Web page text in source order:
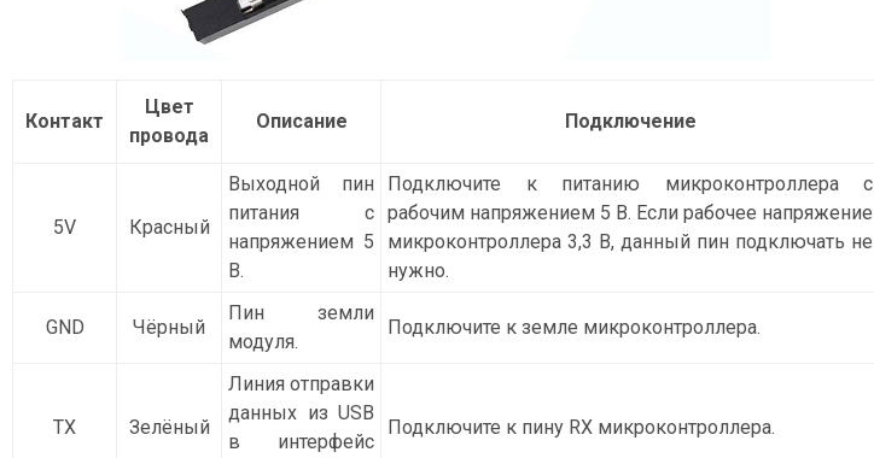
Контакт
Цвет
провода
Описание Подключение
5V Красный
Выходной пин
питания с
напряжением 5
В.
Подключите к питанию микроконтроллера с
рабочим напряжением 5 В. Если рабочее напряжение
микроконтроллера 3,3 В, данный пин подключать не
нужно.
GND Чёрный
Пин земли
модуля.
Подключите к земле микроконтроллера.
TX Зелёный
Линия отправки
данных из USB
в интерфейс
Подключите к пину RX микроконтроллера.